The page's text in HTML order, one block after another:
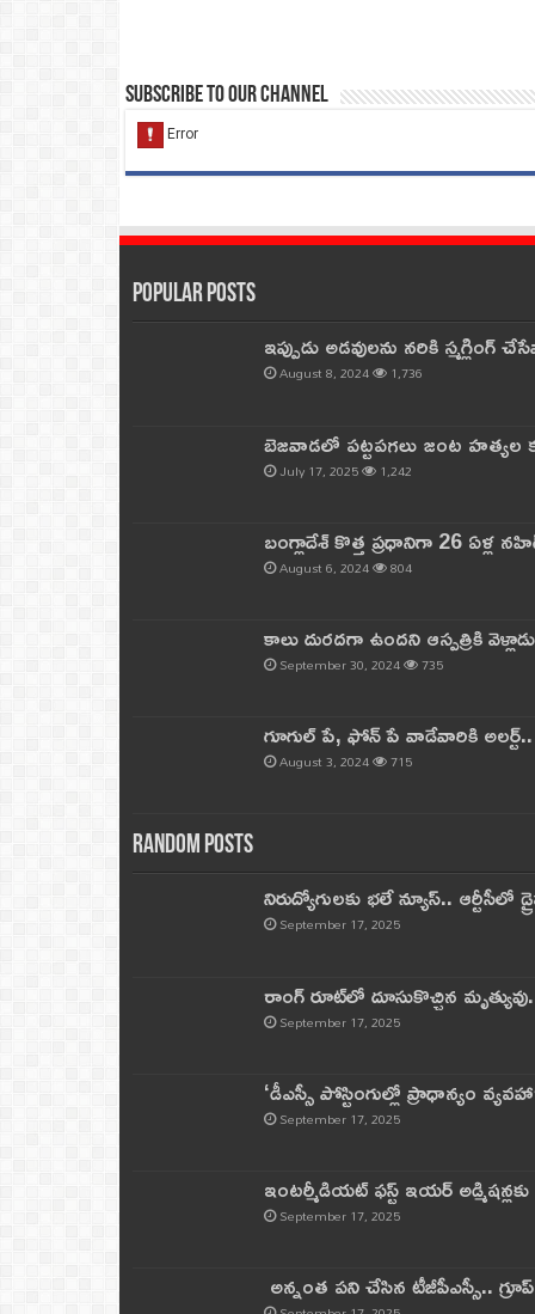
Subscribe to our Channel
Popular Posts
ఇప్పుడు అడవులను నరికి
August 8, 2024 1,736
బెజవాడలో పట్టపగలు జంట
July 17, 2025 1,242
బంగ్లాదేశ్ కొత్త ప్రధానిగా 26 ఏళ్ల
August 6, 2024 804
కాలు దురదగా ఉందని ఆస్పత్రికి
September 30, 2024 735
గూగుల్ పే, ఫోన్ పే వాడేవారికి
August 3, 2024 715
Random Posts
నిరుద్యోగులకు భలే న్యూస్.. ఆర్టీసీలో
September 17, 2025
రాంగ్ రూట్‌లో దూసుకొచ్చిన
September 17, 2025
‘డీఎస్సీ పోస్టింగుల్లో ప్రాధాన్యం
September 17, 2025
ఇంటర్మీడియట్ ఫస్ట్‌ ఇయర్‌
September 17, 2025
అన్నంత పని చేసిన టీజీపీఎస్సీ..